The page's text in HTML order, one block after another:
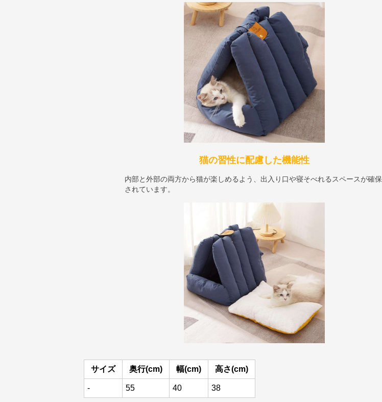
猫の習性に配慮した機能性
内部と外部の両方から猫が楽しめるよう、出入り口や寝そべれるスペースが確保
されています。
サイズ 奥行(cm) 幅(cm) 高さ(cm)
- 55 40 38